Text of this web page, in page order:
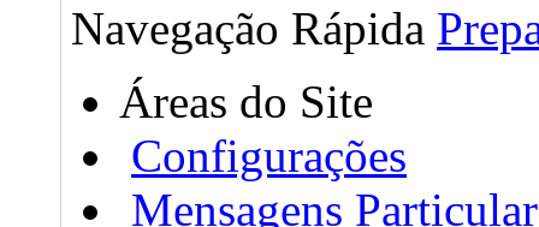
Navegação Rápida
Áreas do Site
Configurações
Mensagens